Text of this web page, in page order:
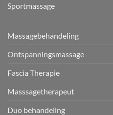
Sportmassage
Massagebehandeling
Ontspanningsmassage
Fascia Therapie
Masssagetherapeut
Duo behandeling